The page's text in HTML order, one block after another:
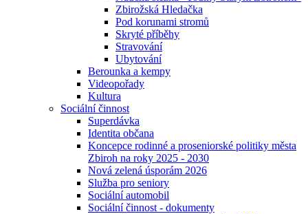
Zbirožská Hledačka
Pod korunami stromů
Skryté příběhy
Stravování
Ubytování
Berounka a kempy
Videopořady
Kultura
Sociální činnost
Superdávka
Identita občana
Koncepce rodinné a proseniorské politiky města
Zbiroh na roky 2025 - 2030
Nová zelená úsporám 2026
Služba pro seniory
Sociální automobil
Sociální činnost - dokumenty